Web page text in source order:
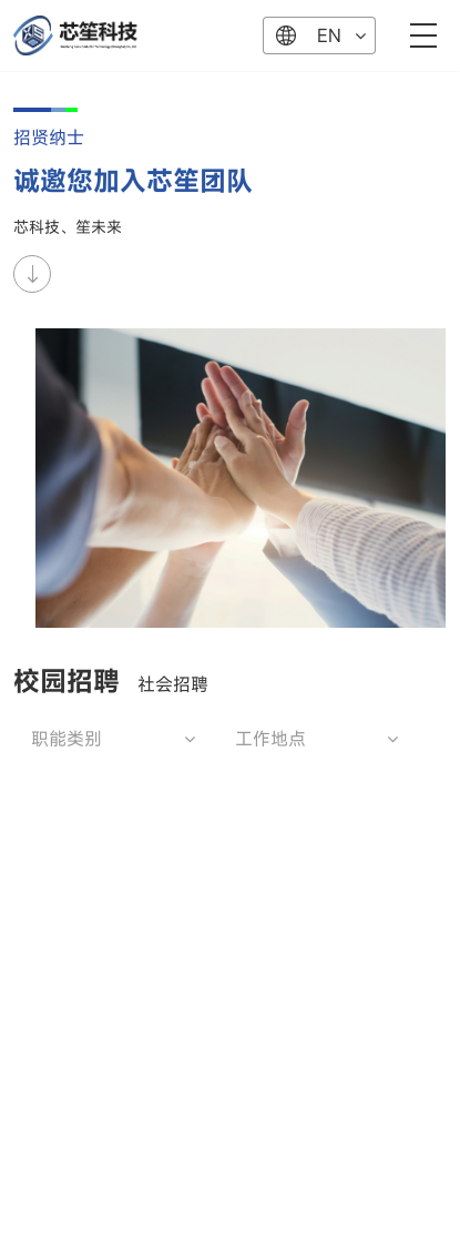
EN
招贤纳士
诚邀您加入芯笙团队
芯科技、笙未来
校园招聘 社会招聘
职能类别 工作地点